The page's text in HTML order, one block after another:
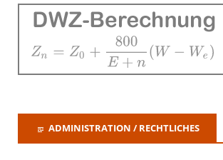
ADMINISTRATION / RECHTLICHES